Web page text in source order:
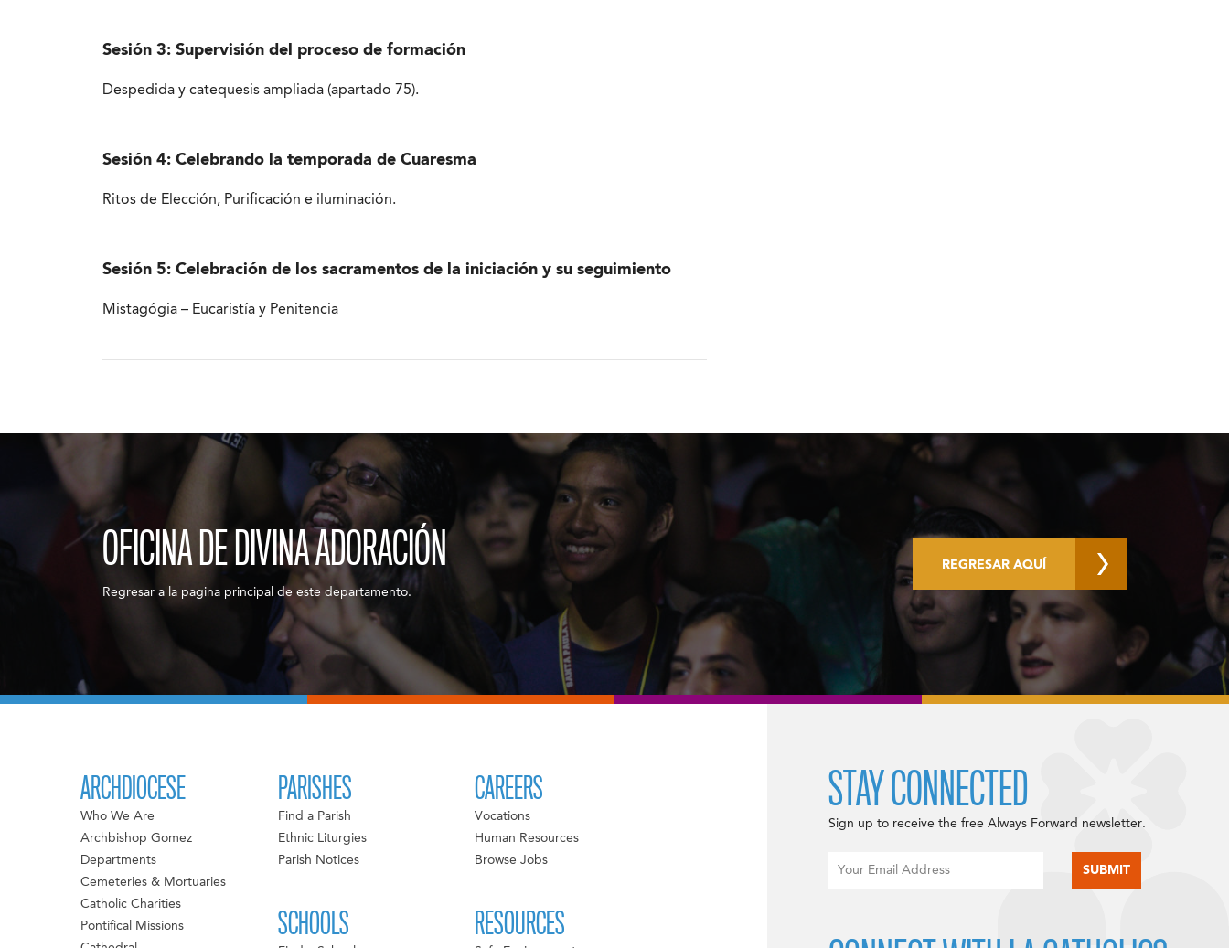
Sesión 3: Supervisión del proceso de formación
Despedida y catequesis ampliada (apartado 75).
Sesión 4: Celebrando la temporada de Cuaresma
Ritos de Elección, Purificación e iluminación.
Sesión 5: Celebración de los sacramentos de la iniciación y su seguimiento
Mistagógia – Eucaristía y Penitencia
OFICINA DE DIVINA ADORACIÓN
Regresar a la pagina principal de este departamento.
REGRESAR AQUÍ
ARCHDIOCESE
Who We Are
Archbishop Gomez
Departments
Cemeteries & Mortuaries
Catholic Charities
Pontifical Missions
PARISHES
Find a Parish
Ethnic Liturgies
Parish Notices
SCHOOLS
CAREERS
Vocations
Human Resources
Browse Jobs
RESOURCES
STAY CONNECTED
Sign up to receive the free Always Forward newsletter.